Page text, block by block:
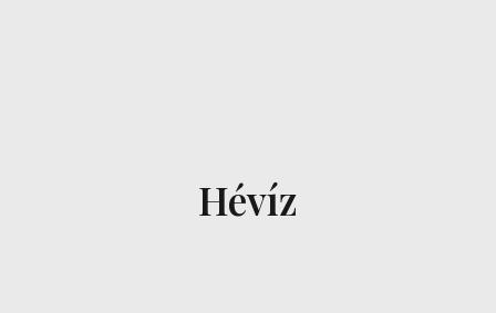
KAPCSOLAT
Hévíz